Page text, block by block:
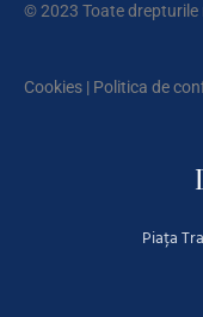
© 2023 Toate drepturile
Cookies | Politica de
Piața